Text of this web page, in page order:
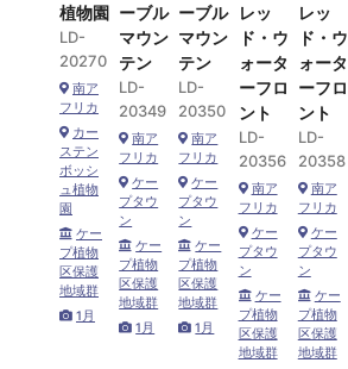
植物園
LD-
20270
南ア
フリカ
カー
ステン
ボッシ
ュ植物
園
ケー
プ植物
区保護
地域群
1月
ーブル
マウン
テン
LD-
20349
南ア
フリカ
ケー
プタウ
ン
ケー
プ植物
区保護
地域群
1月
ーブル
マウン
テン
LD-
20350
南ア
フリカ
ケー
プタウ
ン
ケー
プ植物
区保護
地域群
1月
レッ
ド・ウ
ォータ
ーフロ
ント
LD-
20356
南ア
フリカ
ケー
プタウ
ン
ケー
プ植物
区保護
地域群
レッ
ド・ウ
ォータ
ーフロ
ント
LD-
20358
南ア
フリカ
ケー
プタウ
ン
ケー
プ植物
区保護
地域群